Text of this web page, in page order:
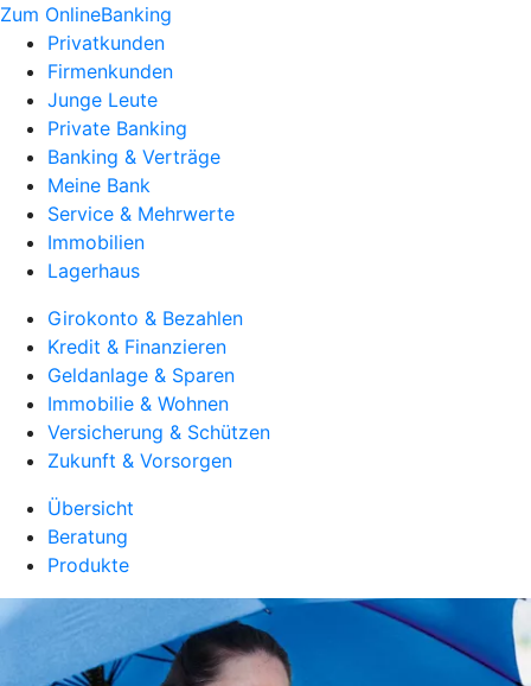
Zum OnlineBanking
Privatkunden
Firmenkunden
Junge Leute
Private Banking
Banking & Verträge
Meine Bank
Service & Mehrwerte
Immobilien
Lagerhaus
Girokonto & Bezahlen
Kredit & Finanzieren
Geldanlage & Sparen
Immobilie & Wohnen
Versicherung & Schützen
Zukunft & Vorsorgen
Übersicht
Beratung
Produkte